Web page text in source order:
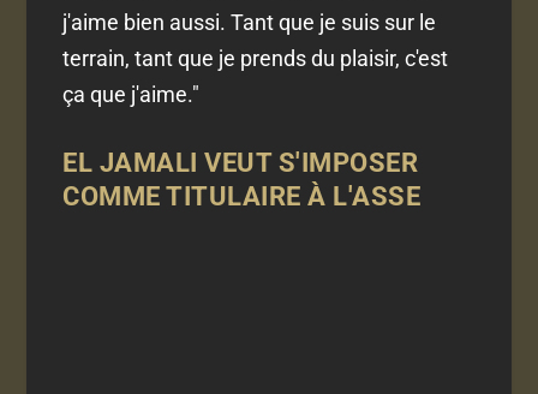
j'aime bien aussi. Tant que je suis sur le
terrain, tant que je prends du plaisir, c'est
ça que j'aime."
EL JAMALI VEUT S'IMPOSER
COMME TITULAIRE À L'ASSE